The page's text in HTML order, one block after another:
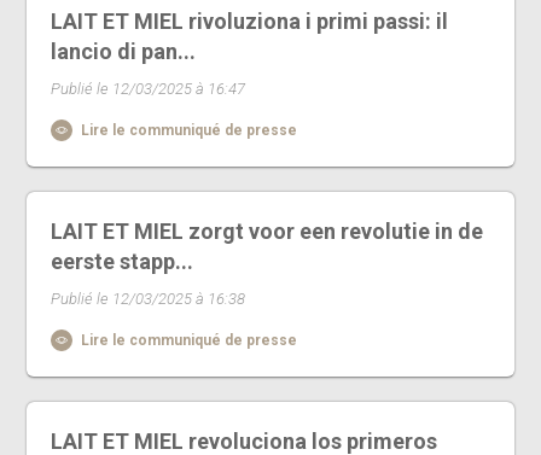
LAIT ET MIEL rivoluziona i primi passi: il
lancio di pan...
Publié le 12/03/2025 à 16:47
Lire le communiqué de presse
LAIT ET MIEL zorgt voor een revolutie in de
eerste stapp...
Publié le 12/03/2025 à 16:38
Lire le communiqué de presse
LAIT ET MIEL revoluciona los primeros